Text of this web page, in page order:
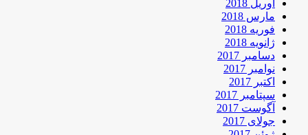
آوریل 2018
مارس 2018
فوریه 2018
ژانویه 2018
دسامبر 2017
نوامبر 2017
اکتبر 2017
سپتامبر 2017
آگوست 2017
جولای 2017